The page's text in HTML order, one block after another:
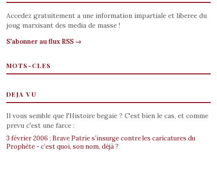
Accedez gratuitement a une information impartiale et liberee du
joug marxisant des media de masse !
S'abonner au flux RSS →
MOTS-CLES
DEJA VU
Il vous semble que l'Histoire begaie ? C'est bien le cas, et comme
prevu c'est une farce :
3 février 2006 : Brave Patrie s’insurge contre les caricatures du
Prophète - c’est quoi, son nom, déjà ?